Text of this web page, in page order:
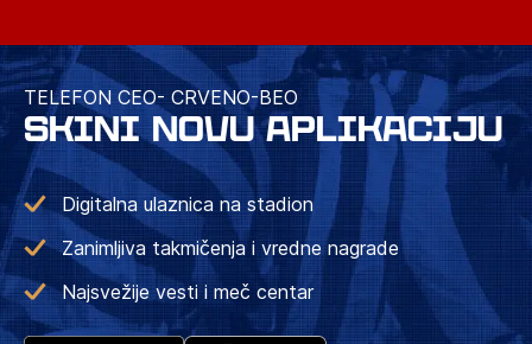
TELEFON CEO- CRVENO-BEO
SKINI NOVU APLIKACIJU
Digitalna ulaznica na stadion
Zanimljiva takmičenja i vredne nagrade
Najsvežije vesti i meč centar